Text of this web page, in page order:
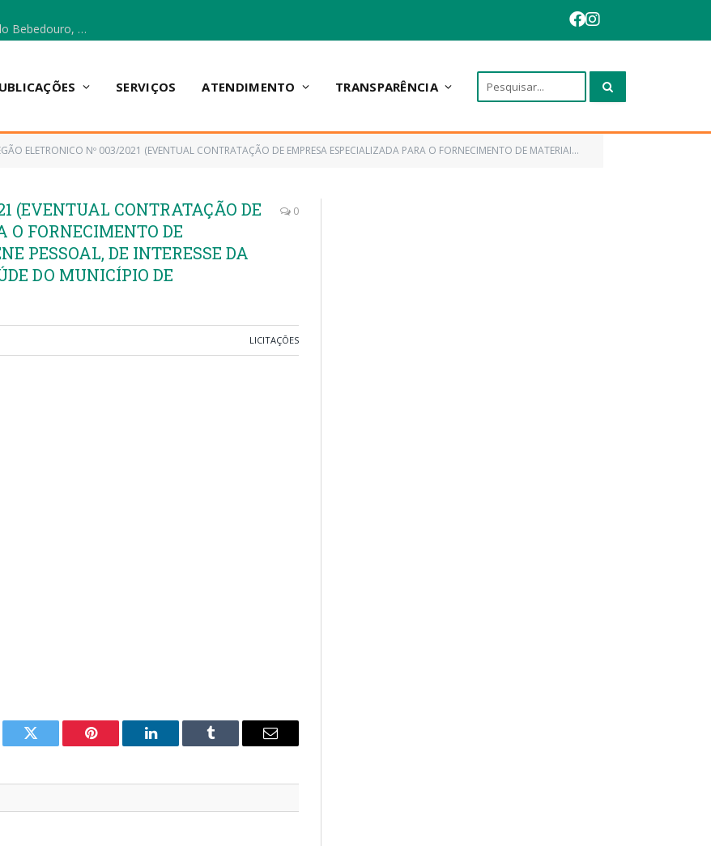
Escola Municipal Vicentina Vieira dos Santos, no Polo Bebedouro, recebeu materiais para a implantação do Cantinho da Leitura e da Sala Multidisciplinar.
SERVIÇOS ATENDIMENTO TRANSPARÊNCIA
ELETRONICO Nº 003/2021 (EVENTUAL CONTRATAÇÃO DE EMPRESA ESPECIALIZADA PARA O FORNECIMENTO DE MATERIAIS DE LIMPEZA E HIGIENE PESSOAL, DE INTERESSE DA SECRETARIA MUNICIPAL DE SAÚDE DO MUNICÍPIO DE ANAPURUS/MA)
(EVENTUAL CONTRATAÇÃO DE
FORNECIMENTO DE
PESSOAL, DE INTERESSE DA
DO MUNICÍPIO DE
0
LICITAÇÕES
Twitter Pinterest LinkedIn Tumblr
E-